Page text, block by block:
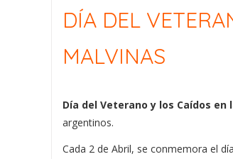
DÍA DEL
MALVINAS
Día del Veterano y los Caídos en
argentinos.
Cada 2 de Abril, se conmemora el